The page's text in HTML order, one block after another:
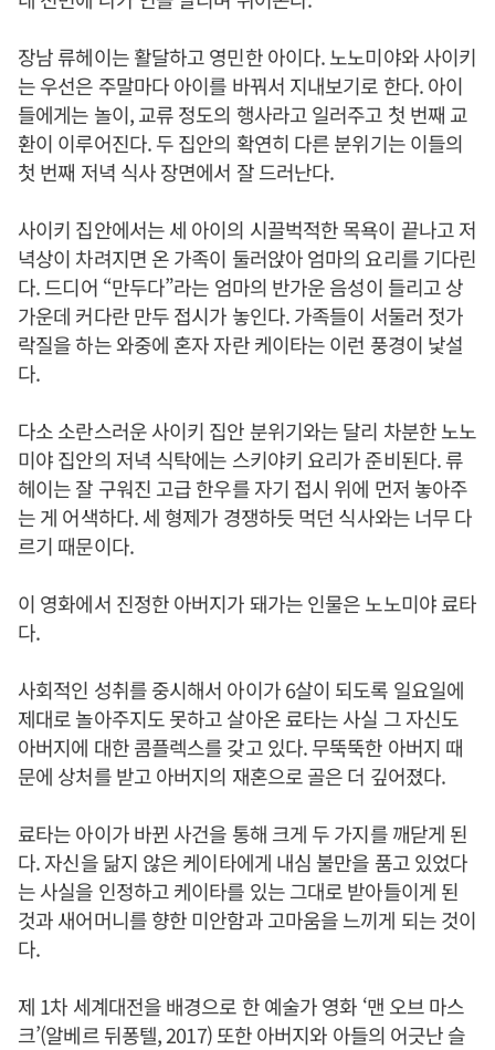
장남 류헤이는 활달하고 영민한 아이다. 노노미야와 사이키
는 우선은 주말마다 아이를 바꿔서 지내보기로 한다. 아이
들에게는 놀이, 교류 정도의 행사라고 일러주고 첫 번째 교
환이 이루어진다. 두 집안의 확연히 다른 분위기는 이들의
첫 번째 저녁 식사 장면에서 잘 드러난다.
사이키 집안에서는 세 아이의 시끌벅적한 목욕이 끝나고 저
녁상이 차려지면 온 가족이 둘러앉아 엄마의 요리를 기다린
다. 드디어 “만두다”라는 엄마의 반가운 음성이 들리고 상
가운데 커다란 만두 접시가 놓인다. 가족들이 서둘러 젓가
락질을 하는 와중에 혼자 자란 케이타는 이런 풍경이 낯설
다.
다소 소란스러운 사이키 집안 분위기와는 달리 차분한 노노
미야 집안의 저녁 식탁에는 스키야키 요리가 준비된다. 류
헤이는 잘 구워진 고급 한우를 자기 접시 위에 먼저 놓아주
는 게 어색하다. 세 형제가 경쟁하듯 먹던 식사와는 너무 다
르기 때문이다.
이 영화에서 진정한 아버지가 돼가는 인물은 노노미야 료타
다.
사회적인 성취를 중시해서 아이가 6살이 되도록 일요일에
제대로 놀아주지도 못하고 살아온 료타는 사실 그 자신도
아버지에 대한 콤플렉스를 갖고 있다. 무뚝뚝한 아버지 때
문에 상처를 받고 아버지의 재혼으로 골은 더 깊어졌다.
료타는 아이가 바뀐 사건을 통해 크게 두 가지를 깨닫게 된
다. 자신을 닮지 않은 케이타에게 내심 불만을 품고 있었다
는 사실을 인정하고 케이타를 있는 그대로 받아들이게 된
것과 새어머니를 향한 미안함과 고마움을 느끼게 되는 것이
다.
제 1차 세계대전을 배경으로 한 예술가 영화 ‘맨 오브 마스
크’(알베르 뒤퐁텔, 2017) 또한 아버지와 아들의 어긋난 슬